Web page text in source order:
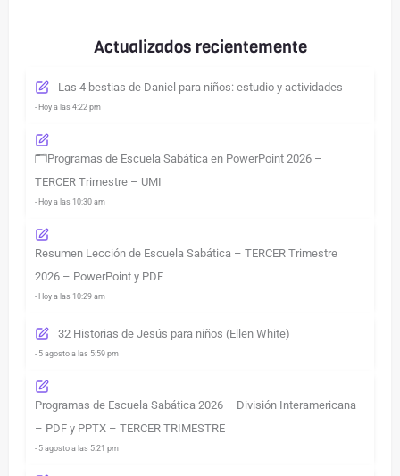
Actualizados recientemente
Las 4 bestias de Daniel para niños: estudio y actividades
- Hoy a las 4:22 pm
🗂️Programas de Escuela Sabática en PowerPoint 2026 –
TERCER Trimestre – UMI
- Hoy a las 10:30 am
Resumen Lección de Escuela Sabática – TERCER Trimestre
2026 – PowerPoint y PDF
- Hoy a las 10:29 am
32 Historias de Jesús para niños (Ellen White)
- 5 agosto a las 5:59 pm
Programas de Escuela Sabática 2026 – División Interamericana
– PDF y PPTX – TERCER TRIMESTRE
- 5 agosto a las 5:21 pm